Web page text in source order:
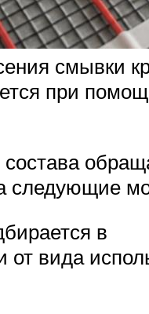
смывки
при
следующие
в
от вида